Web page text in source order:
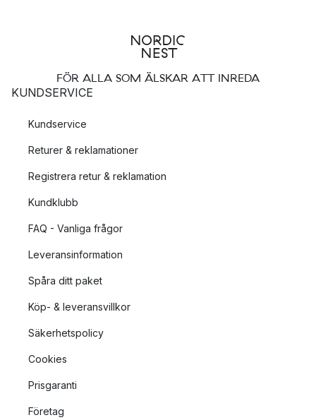
FÖR ALLA SOM ÄLSKAR ATT INREDA
KUNDSERVICE
Kundservice
Returer & reklamationer
Registrera retur & reklamation
Kundklubb
FAQ - Vanliga frågor
Leveransinformation
Spåra ditt paket
Köp- & leveransvillkor
Säkerhetspolicy
Cookies
Prisgaranti
Företag